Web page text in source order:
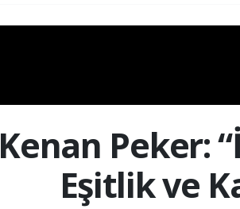
Kenan Peker:
Eşitlik ve